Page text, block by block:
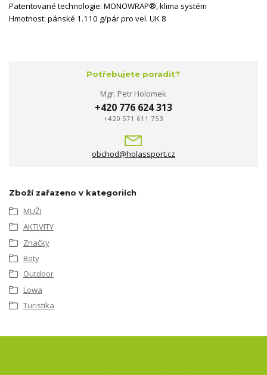
Patentované technologie: MONOWRAP®, klima systém
Hmotnost: pánské 1.110 g/pár pro vel. UK 8
Potřebujete poradit?
Mgr. Petr Holomek
+420 776 624 313
+420 571 611 753
obchod@holassport.cz
Zboží zařazeno v kategoriích
MUŽI
AKTIVITY
Značky
Boty
Outdoor
Lowa
Turistika